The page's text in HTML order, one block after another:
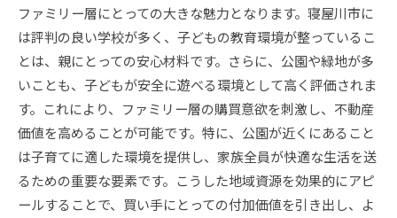
売却後の手続きと税務について知っておくべき
こと
安心して取引を進めるための保険と保証
寝屋川市不動産売却成功のための知識と心構え
売却プロセス全体の流れを理解する
不動産売却に関する法律と規則を把握する
心構えを整えるためのメンタルケア方法
失敗事例から学ぶリスク管理の重要性
ファミリー層にとっての大きな魅力となります。寝屋川市に
は評判の良い学校が多く、子どもの教育環境が整っているこ
とは、親にとっての安心材料です。さらに、公園や緑地が多
いことも、子どもが安全に遊べる環境として高く評価されま
す。これにより、ファミリー層の購買意欲を刺激し、不動産
価値を高めることが可能です。特に、公園が近くにあること
は子育てに適した環境を提供し、家族全員が快適な生活を送
るための重要な要素です。こうした地域資源を効果的にアピ
ールすることで、買い手にとっての付加価値を引き出し、よ